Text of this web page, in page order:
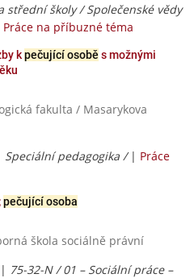
školy / Společenské vědy
Práce na příbuzné téma
kpečující osobě s možnými
fakulta / Masarykova
Speciální pedagogika / | Práce
pečující osoba
škola sociálně právní
| 75-32-N / 01 – Sociální práce –